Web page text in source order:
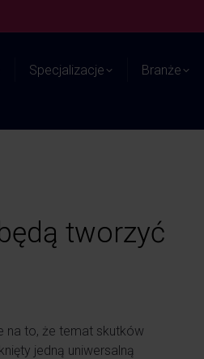
Specjalizacje Branże
tworzyć
na to, że temat skutków
jedną uniwersalną